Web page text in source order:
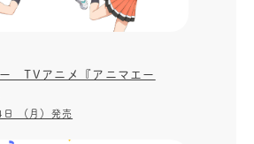
TVアニメ『アニマエー
（月）発売